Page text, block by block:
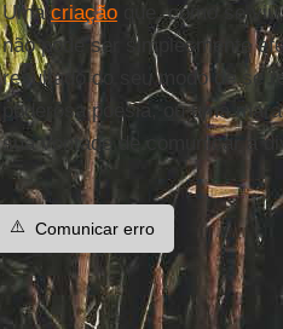
Umacriaçãoque, como se
não pode ser simplesmente
resultado do seu modo de se
poderosa poesia, ou uma
sua vontade de comunicar a
⚠️ Comunicar erro